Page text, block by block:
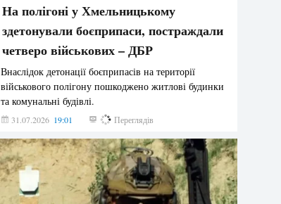
На полігоні у Хмельницькому
здетонували боєприпаси, постраждали
четверо військових – ДБР
Внаслідок детонації боєприпасів на території
військового полігону пошкоджено житлові будинки
та комунальні будівлі.
31.07.2026 19:01 185 Переглядів